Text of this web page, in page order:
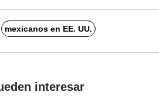
mexicanos en EE. UU.
interesar